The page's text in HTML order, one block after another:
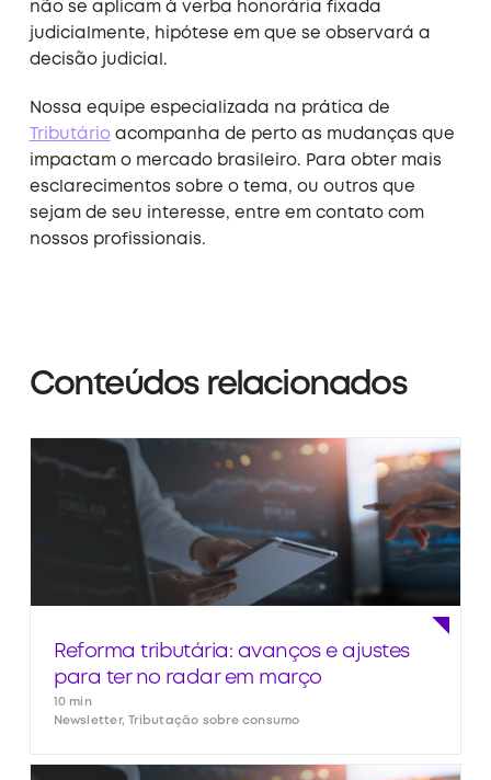
não se aplicam à verba honorária fixada
judicialmente, hipótese em que se observará a
decisão judicial.
Nossa equipe especializada na prática de
Tributárioacompanha de perto as mudanças que
impactam o mercado brasileiro. Para obter mais
esclarecimentos sobre o tema, ou outros que
sejam de seu interesse, entre em contato com
nossos profissionais.
Conteúdos relacionados
Reforma tributária: avanços e ajustes
para ter no radar em março
10 min
Newsletter, Tributação sobre consumo